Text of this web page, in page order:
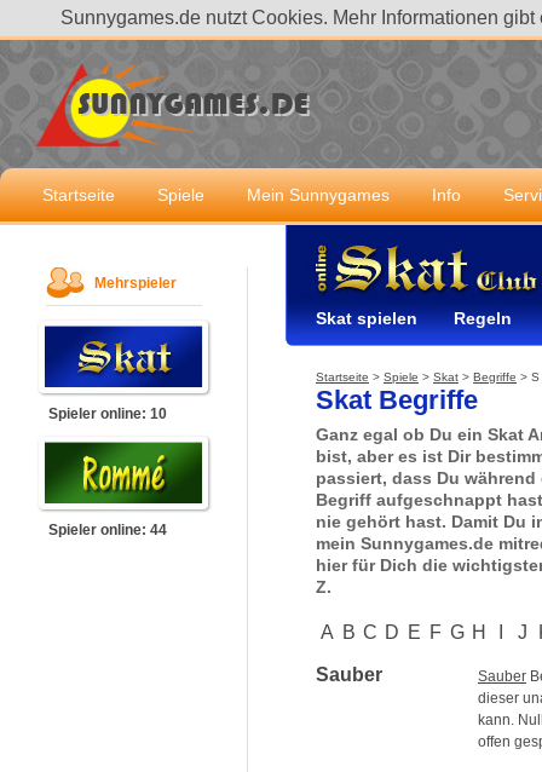
Sunnygames.de nutzt Cookies. Mehr Informationen
Startseite Spiele Mein Sunnygames Info
Mehrspieler
Spieler online: 10
Spieler online: 44
Skat spielen Regeln
Startseite > Spiele > Skat > Begriffe > S
Skat Begriffe
Ganz egal ob Du ein Skat
bist, aber es ist Dir
passiert, dass Du
Begriff aufgeschnappt
nie gehört hast. Damit Du
mein Sunnygames.de
hier für Dich die
Z.
A B C D E F G H J
Sauber Sauber
dieser
kann.
offen